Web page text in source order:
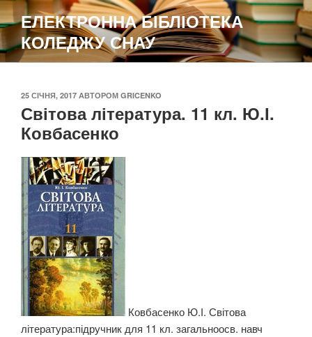
Перейти
до
вмісту
ЕЛЕКТРОННА БІБЛІОТЕКА
КОЛЕДЖУ СНАУ
ОПУБЛІКОВАНО
25 СІЧНЯ, 2017 АВТОРОМ GRICENKO
Світова література. 11 кл. Ю.І.
Ковбасенко
Ковбасенко Ю.І. Світова
література:підручник для 11 кл. загальноосв. навч